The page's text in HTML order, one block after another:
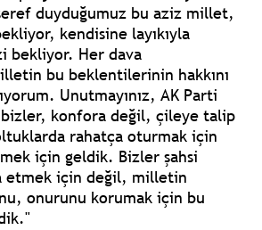
duyduğumuz bu aziz millet,
kendisine layıkıyla
bekliyor. Her dava
bu beklentilerinin hakkını
Unutmayınız, AK Parti
bizler, konfora değil, çileye talip
rahatça oturmak için
için geldik. Bizler şahsi
etmek için değil, milletin
onurunu korumak için bu